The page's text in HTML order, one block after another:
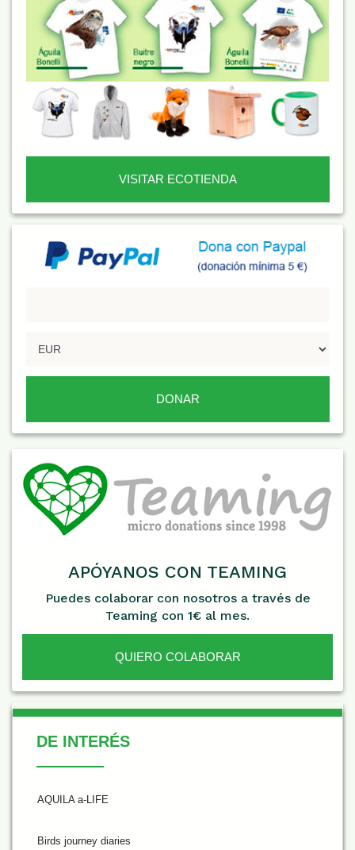
VISITAR ECOTIENDA
APÓYANOS CON TEAMING
Puedes colaborar con nosotros a través de
Teaming con 1€ al mes.
QUIERO COLABORAR
De Interés
DE INTERÉS
AQUILA a-LIFE
Birds journey diaries